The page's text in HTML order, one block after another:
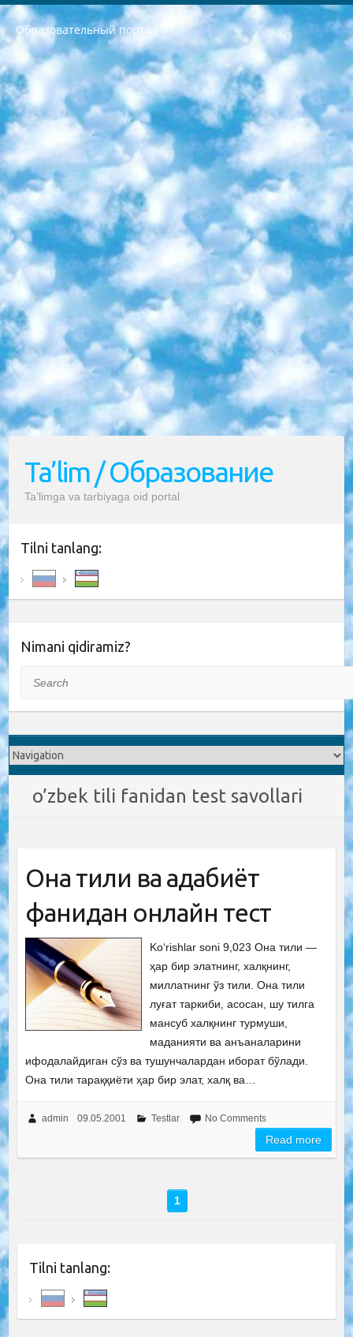
Образовательный портал
РЕСПУБЛИКА УЗБЕКИСТАН МИНИСТРЕРСТВО ДОШКОЛЬНОГО И ШКОЛЬНОГО ОБРАЗОВАНИЯ КОМАНДА в общеобразовательных учреждениях в 2023-2024 учебном году организация и проведение итоговой государственной аттестации обучающихся о Министра дошкольного и школьного образования Республики Узбекистан от 4 марта 2008 года (постановлением Минюста от 20 марта 2008 года № 1778 государственной регистрации) «Итоговое состояние учащихся общего среднего образования на основании положения об утверждении положения об аттестации общего среднего образования выпускной экзамен студентов в образовательных учреждениях в 2023-2024 учебном году В целях организации и прохождения аттестации приказываю: 1. Следующее: перечень предметов, по которым будет проводиться итоговая государственная аттестация и экзамен формы перевода согласно приложению 1; сертификаты международного образца, оценивающие уровень владения иностранными языками перечень согласно приложению 2; 2. Педагогический при специализированных образовательных учреждениях. научно-практический центр квалификации и международной оценки (Д.Давидова) 2024 г. До 25 марта: задания по предметам, по которым будет проводиться итоговая аттестация разработка и утверждение технических условий; итоговая аттестация на основании разработанного предметного задания разработка вопросов по предметам (устно и письменно), экзамен передача; общеобразовательные средние школы и специальные учебные заведения учащиеся выпускных классов школ и интернатов в агентской системе подготовка базы данных экзаменационных материалов и критериев оценки; перевод базы экзаменационных материалов на все языки обучения подать в Республиканский образовательный центр для изготовления; варианты экзаменов на основе разработанных контрольных материалов пусть будут поставлены задачи формирования. 3. Республиканский образовательный центр (Ш.Худайкулов) до 5 апреля 2024 года. до: база данных предоставленных экзаменационных материалов на все языки обучения перевод и экспертиза; для слепых, слабовидящих, глухих, слабослышащих и умственно отсталых детей учащиеся выпускных классов специализированных школ и школ-интернатов база данных экзаменационных материалов на всех преподаваемых языках подготовка критериев оценки; специализированные школы для умственно отсталых детей и технологии для учащихся выпускных классов школ-интернатов разработка соответствующих рекомендаций и критериев проведения ЕГЭ по естествознанию давать задания. 4. Педагогический при специализированных образовательных учреждениях. Научно-практический центр навыков и международной оценки (Д.Давидова), Республика образовательный центр (Худайкулов Ш.) итоговый государственный аттестационный экзамен ориентирован на творческое и логическое мышление при подготовке базы материалов учитывать введение заданий. 5. Следует отметить, что: сертификат государственного образца о знании общеобразовательного предмета и как минимум национальный уровень B1 по предметам на иностранных языках, указанным в Приложении 2. или международно признанный сертификат эквивалентного уровня студенты, изучающие определенный предмет, освобождаются от экзамена; по соответствующим предметам запланирована итоговая государственная аттестация за день до дня, путем жеребьевки Рабочей группой (в письменной форме по предметам, проводимым в форме) из числа сформированных вариантов выбрано 2 варианта; 2 выбранных варианта экзамена анонсированы на официальном сайте министерства и все выпускники по всей стране на основе этих вариантов проводит итоговую государственную аттестацию. 6. Государственное образование учащихся средних общеобразовательных учреждений. знания в соответствии с квалификационными требованиями, которые необходимо приобрести на основании стандартов итоговый (выпускной) контроль для 9 и 11 классов в целях тестирования Экзамены (далее – экзамены) состоят из предметов, перечисленных в приложении 1. будет сделано. 7. Экзамены пройдут с 26 мая по 15 июня 2024 г. (кроме науки физического воспитания). 8. Физическая для учащихся 9 классов общесредних образовательных учреждений. Экзамены по предмету «Образование, квалификация медицина» 1-6 мая 2024 года. сотрудники перевести под присмотр (с отклонениями в физическом или умственном развитии) специализированная школа для детей, школы-интернаты и со сколиозом школы-интернаты санаторного типа для больных детей исключены). 9. Он был слепым, слабовидящим и имел нарушения опорно-двигательного аппарата. экзамены в специализированных школах и интернатах для детей должны проводиться исходя из требований, предъявляемых к общеобразовательным учреждениям (физкультура кроме науки). 10. Специализированная школа для глухих и слабослышащих детей. и экзамены в интернатах и быть реализован в виде письменного теста по математике. 11. Специальность для умственно отсталых детей. Для 9 класса Родной язык и литературное письмо Государственный язык (язык обучения – узбекский). для неклассов) написано Математическое письмо Письменная/устная история Узбекистана Физическое воспитание практично Итоговый контроль Для 11 класса Написание родного языка и литературы (эссе) Математическое письмо Узбекский язык (обучение на узбекском языке) не посещающее общее среднее образование для учреждений)/Образовательное учреждение выбор письменный и устный Иностранный язык письменный/устный Письменная/устная история Узбекистана *По выбору студента:  Химия  Физика  Основы государственного права  География 10 бесплатных образовательных ресурсов - Мы составили подборку онлайн-проектов с интерактивными упражнениями, видеолекциями и статьями. Они помогут вам обрести новые и освежить старые знания бесплатно. 1. «ИНТУИТ» Старейшая образовательная площадка Рунета. Здесь вы найдёте сотни текстовых и видеокурсов на десятки различных тем — от программирования до психологии. Многие курсы подготовлены российскими университетами и крупными международными компаниями вроде Intel и Microsoft. Самостоятельное обучение бесплатное, но желающие могут оплатить услуги персональных наставников. 2. «Смартия» знакомит с актуальными профессиями и подсказывает, как им обучаться. Выбрав заинтересовавшую вас специальность — SMM-специалист, фотограф, веб-дизайнер или другую, — увидите список необходимых для неё умений. Чтобы вы могли освоить их самостоятельно, для каждого умения площадка отображает подборку ссылок на учебные материалы. Хотя «Смартия» ориентируется на русскоязычную аудиторию, часть контента всё же доступна только на английском. 3. «Лекторий Физтеха» Проект Московского физико-технического института (Физтеха). С его помощью вы можете смотреть онлайн серии лекций, записанные на видео в этом вузе. В числе доступных предметов — физика, биология, химия, информационные технологии и другие. К некоторым лекциям администрация ресурса прилагает готовые конспекты, которые можно скачивать в PDF-формате. 4. ITMOcourses Онлайн-площадка Санкт-Петербургского национального исследовательского университета информационных технологий, механики и оптики (ИТМО). Ресурс предоставляет свободный доступ к курсам, разработанным в этом вузе. Каталог материалов разбит на четыре категории: «Оптические системы и технологии», «Приборостроение и робототехника», «Информационные технологии» и «Биотехнологии». Курсы состоят из видеолекций, интерактивных демонстраций и заданий. 5. «КиберЛенинка» Электронная научная библиотека открытого доступа. Каталог площадки регулярно обрастает текстами статей из различных научных изданий. Сгруппированные по журналам и рубрикам публикации можно читать онлайн или скачивать целиком в PDF-формате. Проект нацелен на популяризацию науки за счёт открытого доступа к качественной информации. 6. «ПостНаука» На этом ресурсе публикуют подборки видеолекций, составленные экспертами из разных отраслей и объединённые общими темами. Среди них, к примеру, есть серии «Биоинформатика и геномика», «Культура средневековой Скандинавии» и Cinema Studies о теории кино. Каждая подборка лекций — логически связанная история, рассказанная экспертом от первого лица. Кроме того, на сайте появляются научно-образовательные статьи и тесты на разные темы. 7. «Newочём» Команда проекта «Newочём» отбирает самые интересные тексты из англоязычных СМИ и переводит те из них, за которые голосуют участники сообщества «ВКонтакте». По большей части это научно-популярные статьи. Редакторы придумывают лишь заголовки, в остальном содержание переводов соответствует оригиналам. Полные тексты можно читать прямо в социальной сети. 8. InternetUrok Онлайн-база материалов по основным дисциплинам школьной программы. Информация на сайте структурирована по классам, предметам и темам (урокам). Каждый урок состоит из видеолекций и конспектов. Есть также интерактивные тренажёры и тесты для закрепления пройденного материала. Даже если вы давно окончили школу, возможность повторить программу старших классов всегда может пригодиться. 9. Edutainme Ещё один ресурс об образовании. В отличие от Newtonew, как мне кажется, Edutainme больше ориентируется на представителей индустрии: педагогов, предпринимателей, разработчиков образовательных проектов. Но и любой, кто просто стремится к саморазвитию, найдёт на сайте много полезного и интересного для себя. Например, информацию о новых курсах и образовательных сервисах. 10. Newtonew Онлайн-медиа об образовании и обучении в широком смысле. Авторы Newtonew пишут об инструментах, заведениях, тактиках и стратегиях, которые помогают учить других и получать новые знания самостоятельно. На этой площадке вы найдёте новости, обзоры, аналитические мат
Ta’lim / Образование
Ta’limga va tarbiyaga oid portal
Tilni tanlang:
Nimani qidiramiz?
o’zbek tili fanidan test savollari
Она тили ва адабиёт
фанидан онлайн тест
Ko‘rishlar soni 9,023 Она тили —
ҳар бир элатнинг, халқнинг,
миллатнинг ўз тили. Она тили
луғат таркиби, асосан, шу тилга
мансуб халқнинг турмуши,
маданияти ва анъаналарини
ифодалайдиган сўз ва тушунчалардан иборат бўлади.
Она тили тараққиёти ҳар бир элат, халқ ва…
admin 09.05.2001 Testlar No Comments
Read more
1
Tilni tanlang: